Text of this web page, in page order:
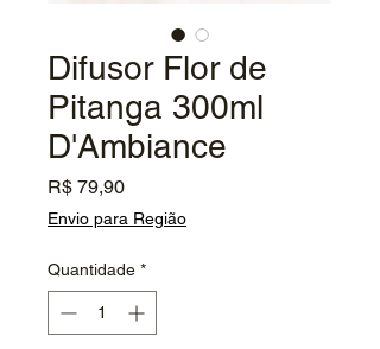
Difusor Flor de
Pitanga 300ml
D'Ambiance
R$ 79,90Preço
Envio para Região
Quantidade *